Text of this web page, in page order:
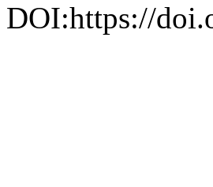
DOI:https://